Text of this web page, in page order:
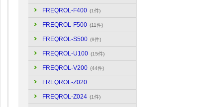
FREQROL-F400 (1件)
FREQROL-F500 (11件)
FREQROL-S500 (9件)
FREQROL-U100 (15件)
FREQROL-V200 (44件)
FREQROL-Z020
FREQROL-Z024 (1件)